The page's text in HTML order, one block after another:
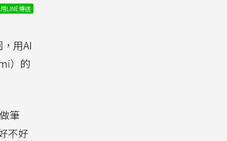
用LINE傳送
用AI
）的
筆
不好